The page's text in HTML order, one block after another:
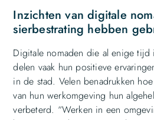
Inzichten van digitale
sierbestrating hebben
Digitale nomaden die al enige
delen vaak hun positieve
in de stad. Velen benadrukken
van hun werkomgeving hun
verbeterd. “Werken in een